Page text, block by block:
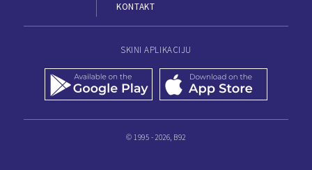
KONTAKT
SKINI APLIKACIJU
© 1995 - 2026, B92